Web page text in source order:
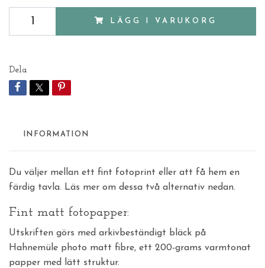
LÄGG I VARUKORG
Dela
INFORMATION
Du väljer mellan ett fint fotoprint eller att få hem en
färdig tavla. Läs mer om dessa två alternativ nedan.
Fint matt fotopapper:
Utskriften görs med arkivbeständigt bläck på
Hahnemüle photo matt fibre, ett 200-grams varmtonat
papper med lätt struktur.